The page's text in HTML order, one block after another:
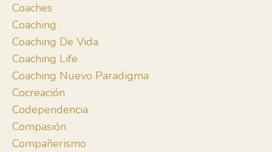
Coaches
Coaching
Coaching De Vida
Coaching Life
Coaching Nuevo Paradigma
Cocreación
Codependencia
Compasión
Compañerismo